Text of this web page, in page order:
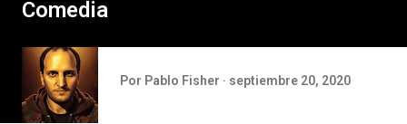
Comedia
Por Pablo Fisher septiembre 20, 2020